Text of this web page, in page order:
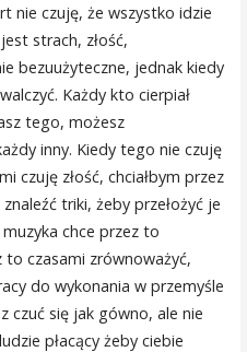
nie czuję, że wszystko idzie
strach, złość,
bezuużyteczne, jednak kiedy
Każdy kto cierpiał
tego, możesz
inny. Kiedy tego nie czuję
czuję złość, chciałbym przez
triki, żeby przełożyć je
muzyka chce przez to
czasami zrównoważyć,
do wykonania w przemyśle
czuć się jak gówno, ale nie
płacący żeby ciebie